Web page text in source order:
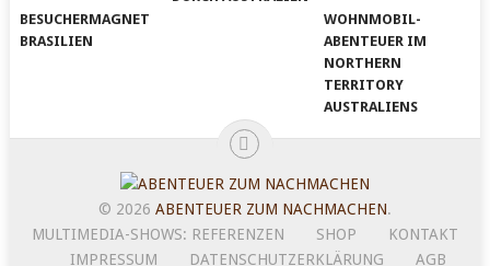
BESUCHERMAGNET
BRASILIEN
WOHNMOBIL-
ABENTEUER IM
NORTHERN
TERRITORY
AUSTRALIENS
© 2026 ABENTEUER ZUM NACHMACHEN.
MULTIMEDIA-SHOWS: REFERENZEN
SHOP
KONTAKT
IMPRESSUM
DATENSCHUTZERKLÄRUNG AGB